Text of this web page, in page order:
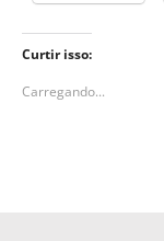
Curtir isso:
Carregando...